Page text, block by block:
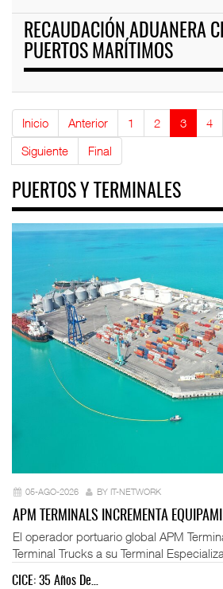
RECAUDACIÓN ADUANERA
PUERTOS MARÍTIMOS
Inicio Anterior 1 2 3
4
Siguiente
Final
PUERTOS Y TERMINALES
05-AGO-2026 BY IT-NETWORK
APM TERMINALS INCREMENTA
El operador portuario global APM
Terminal Trucks a su Terminal Especializa
CICE: 35 Años De…